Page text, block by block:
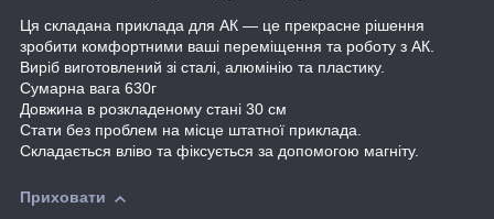
Ця складана приклада для АК — це прекрасне рішення
зробити комфортними ваші переміщення та роботу з АК.
Виріб виготовлений зі сталі, алюмінію та пластику.
Сумарна вага 630г
Довжина в розкладеному стані 30 см
Стати без проблем на місце штатної приклада.
Складається вліво та фіксується за допомогою магніту.
Приховати